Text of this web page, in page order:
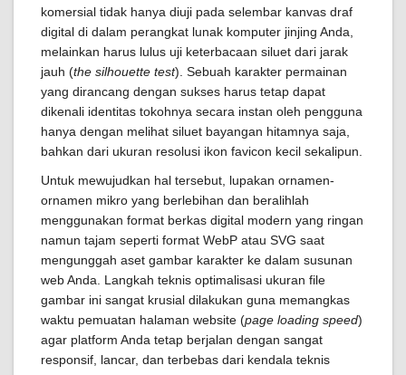
komersial tidak hanya diuji pada selembar kanvas draf
digital di dalam perangkat lunak komputer jinjing Anda,
melainkan harus lulus uji keterbacaan siluet dari jarak
jauh (the silhouette test). Sebuah karakter permainan
yang dirancang dengan sukses harus tetap dapat
dikenali identitas tokohnya secara instan oleh pengguna
hanya dengan melihat siluet bayangan hitamnya saja,
bahkan dari ukuran resolusi ikon favicon kecil sekalipun.
Untuk mewujudkan hal tersebut, lupakan ornamen-
ornamen mikro yang berlebihan dan beralihlah
menggunakan format berkas digital modern yang ringan
namun tajam seperti format WebP atau SVG saat
mengunggah aset gambar karakter ke dalam susunan
web Anda. Langkah teknis optimalisasi ukuran file
gambar ini sangat krusial dilakukan guna memangkas
waktu pemuatan halaman website (page loading speed)
agar platform Anda tetap berjalan dengan sangat
responsif, lancar, dan terbebas dari kendala teknis